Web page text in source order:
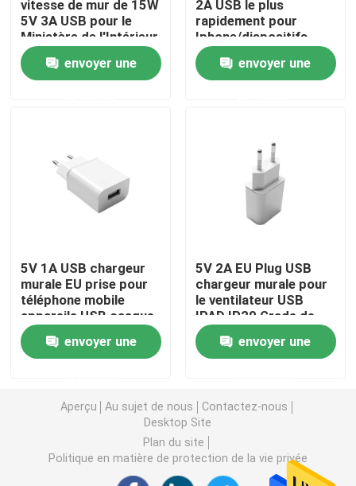
Demandez une citation
Adaptateurs de puissance de bâti de mur
Adaptateur interchangeable de puissance
Chargeur de mur d'Usb
Alimentation d'énergie de bâti de mur
adaptateur de courant alternatif
vitesse de mur de 15W
5V 3A USB pour le
Ministère de l'Intérieur
emploient le chargeur
de prise murale
envoyer une
2A USB le plus
rapidement pour
Iphone/dispositifs
d'Android
envoyer une
5V 1A USB chargeur
murale EU prise pour
téléphone mobile
appareils USB casque
de téléphone
intelligentenvoyer une
5V 2A EU Plug USB
chargeur murale pour
le ventilateur USB
IPAD IP20 Grade de
protection CE RoHS
envoyer une
Aperçu Au sujet de nous
Contactez-nous
Desktop Site
Plan du site
Politique en matière de protection de la vie privée